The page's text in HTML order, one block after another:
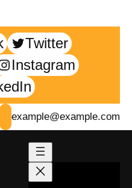
Twitter
Instagram
example@example.com